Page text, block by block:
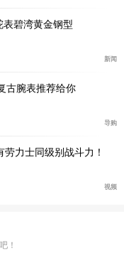
系列更新之后的大
体的也更加纤薄，缩
起码降低了。再加
体佩戴起来更加和
碧湾黄金钢型
新闻
古腕表推荐给你
导购
劳力士同级别战斗力！
视频
！